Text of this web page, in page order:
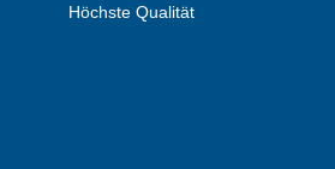
Höchste Qualität